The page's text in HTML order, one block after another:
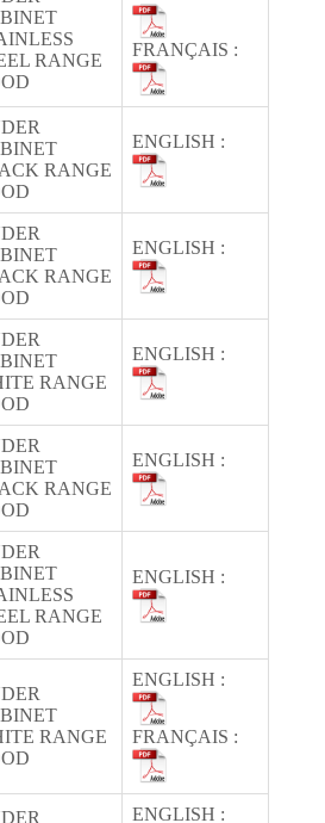
RANGE
FRANÇAIS :
RANGE
ENGLISH :
RANGE
ENGLISH :
RANGE
ENGLISH :
RANGE
ENGLISH :
RANGE
ENGLISH :
RANGE
ENGLISH :
FRANÇAIS :
ENGLISH :